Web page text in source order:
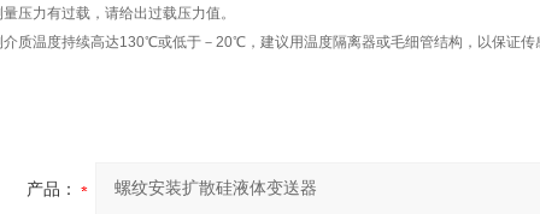
压力有过载，请给出过载压力值。
介质温度持续高达130℃或低于－20℃，建议用温度隔离器或毛细管结构，以保证传
产品：